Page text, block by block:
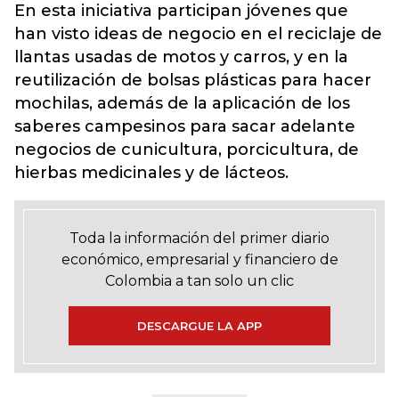
En esta iniciativa participan jóvenes que
han visto ideas de negocio en el reciclaje de
llantas usadas de motos y carros, y en la
reutilización de bolsas plásticas para hacer
mochilas, además de la aplicación de los
saberes campesinos para sacar adelante
negocios de cunicultura, porcicultura, de
hierbas medicinales y de lácteos.
Toda la información del primer diario
económico, empresarial y financiero de
Colombia a tan solo un clic
DESCARGUE LA APP